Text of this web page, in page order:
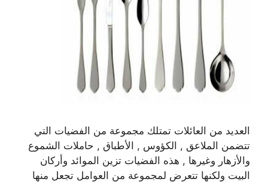
العديد من العائلات تمتلك مجموعة من الفضيات التي
تتضمن الملاعق , الكؤوس , الأطباق , حاملات الشموع
والأزهار وغيرها , هذه الفضيات تزين الموائد وأركان
البيت ولكنها تتعرض لمجموعة من العوامل تجعل منها